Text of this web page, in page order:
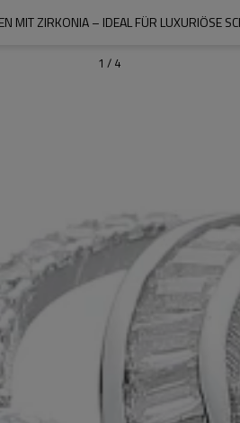
MIT ZIRKONIA – IDEAL FÜR LUXURIÖSE
1 / 4